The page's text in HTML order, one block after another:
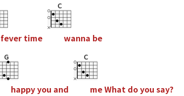
fever time
C
wanna be
G
happyyou and
C
meWhat doyou say?